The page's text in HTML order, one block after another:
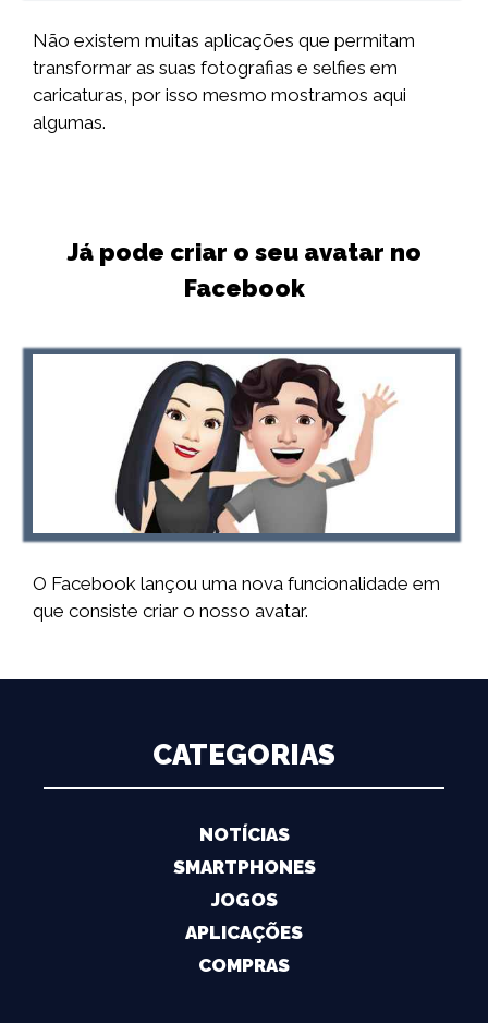
Não existem muitas aplicações que permitam
transformar as suas fotografias e selfies em
caricaturas, por isso mesmo mostramos aqui
algumas.
Já pode criar o seu avatar no
Facebook
O Facebook lançou uma nova funcionalidade em
que consiste criar o nosso avatar.
CATEGORIAS
NOTÍCIAS
SMARTPHONES
JOGOS
APLICAÇÕES
COMPRAS